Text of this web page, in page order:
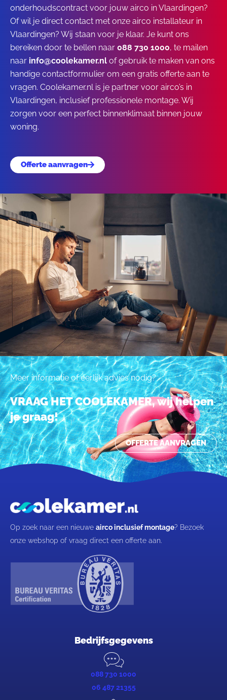
onderhoudscontract voor jouw airco in Vlaardingen?
Of wil je direct contact met onze airco installateur in
Vlaardingen? Wij staan voor je klaar. Je kunt ons
bereiken door te bellen naar 088 730 1000, te mailen
naar info@coolekamer.nl of gebruik te maken van ons
handige contactformulier om een gratis offerte aan te
vragen. Coolekamer.nl is je partner voor airco’s in
Vlaardingen, inclusief professionele montage. Wij
zorgen voor een perfect binnenklimaat binnen jouw
woning.
Offerte aanvragen
Meer informatie of eerlijk advies nodig?
VRAAG HET COOLEKAMER, wij helpen
je graag!
OFFERTE AANVRAGEN
Op zoek naar een nieuwe airco inclusief montage? Bezoek
onze webshop of vraag direct een offerte aan.
Bedrijfsgegevens
088 730 1000
06 487 21355